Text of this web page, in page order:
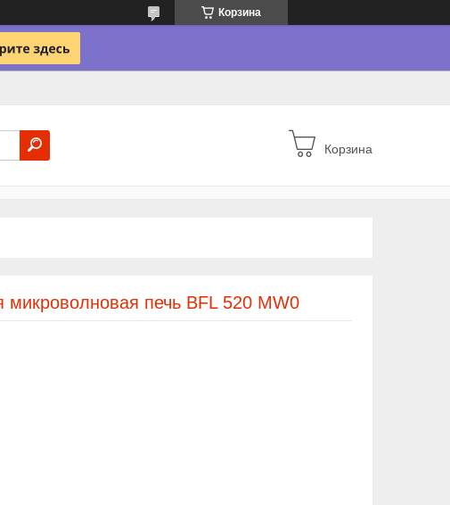
Корзина
Корзина
микроволновая печь BFL 520 MW0